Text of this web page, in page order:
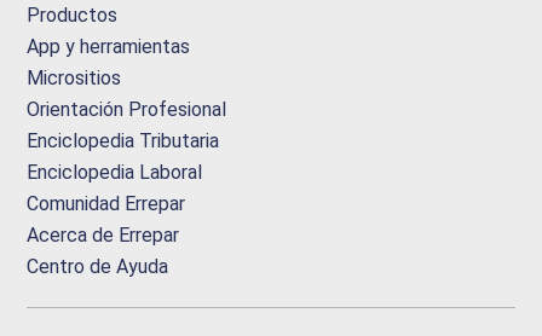
Productos
App y herramientas
Micrositios
Orientación Profesional
Enciclopedia Tributaria
Enciclopedia Laboral
Comunidad Errepar
Acerca de Errepar
Centro de Ayuda